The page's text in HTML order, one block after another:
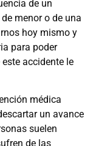
de un
menor o de una
hoy mismo y
para poder
accidente le
médica
un avance
suelen
de las